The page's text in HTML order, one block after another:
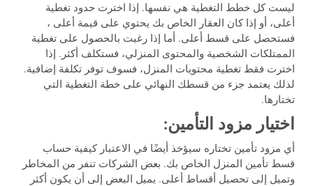
ليست كل خطط التغطية هي نفسها. إذا اخترت حدود تغطية
أعلى، أو إذا كان العقار الخاص بك يحتوي على قيمة أعلى ،
فستحصل على قسط أعلى. أما إذا رغبت بالحصول على تغطية
الممتلكات الشخصية والمحتوى المنزلي، فستكلف أكثر. إذا
اخترت فقط تغطية محتويات المنزل، فسوف توفر تكلفة إضافية.
لذلك يعتمد جزء من قسطك النهائي على خطة التغطية التي
تختارها.
اختيار مزود التأمين:
أي مزود تأمين تختاره سيؤخذ أيضًا في الاعتبار كيفية حساب
قسط تأمين المنزل الخاص بك. بعض الشركات تنفر من المخاطر
وتميل إلى تحصيل أقساط أعلى. يميل البعض إلى أن يكون أكثر